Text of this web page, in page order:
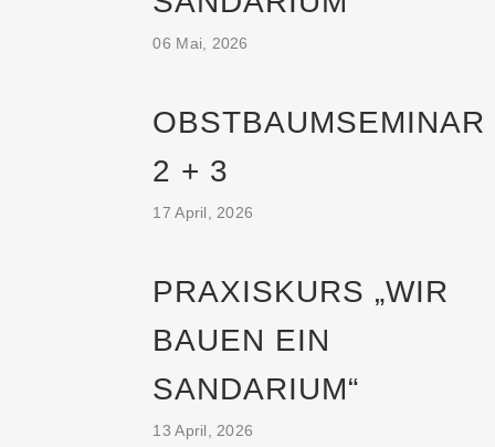
06 Mai, 2026
OBSTBAUMSEMINAR
2 + 3
17 April, 2026
PRAXISKURS „WIR
BAUEN EIN
SANDARIUM“
13 April, 2026